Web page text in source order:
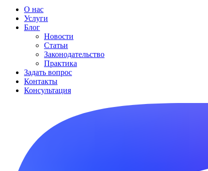
О нас
Услуги
Блог
Новости
Статьи
Законодательство
Практика
Задать вопрос
Контакты
Консультация